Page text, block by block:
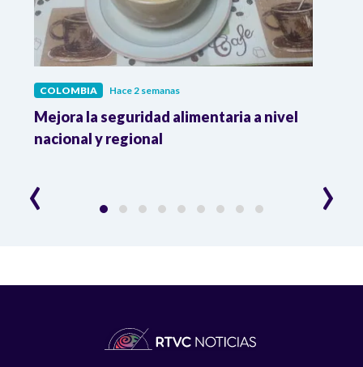
COLOMBIA Hace 2 semanas
Mejora la seguridad alimentaria a nivel
nacional y regional
‹ ›